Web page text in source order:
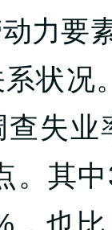
力要
状况
失业
。其